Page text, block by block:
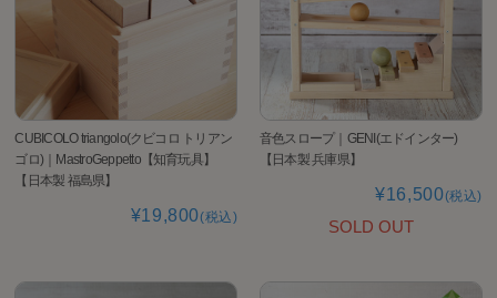
CUBICOLO triangolo(クビコロ トリアン
ゴロ)｜MastroGeppetto【知育玩具】
【日本製 福島県】
¥19,800(税込)
音色スロープ｜GENI(エドインター)
【日本製 兵庫県】
¥16,500(税込)
SOLD OUT